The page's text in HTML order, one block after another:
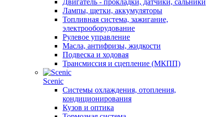
Лампы, щетки, аккумуляторы
Топливная система, зажигание,
электрооборудование
Рулевое управление
Масла, антифризы, жидкости
Подвеска и ходовая
Трансмиссия и сцепление (МКПП)
Scenic
Системы охлаждения, отопления,
кондиционирования
Кузов и оптика